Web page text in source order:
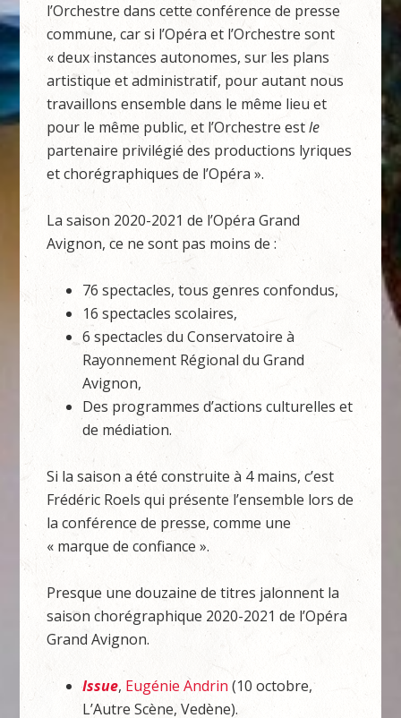
l’Orchestre dans cette conférence de presse
commune, car si l’Opéra et l’Orchestre sont
« deux instances autonomes, sur les plans
artistique et administratif, pour autant nous
travaillons ensemble dans le même lieu et
pour le même public, et l’Orchestre estle
partenaire privilégié des productions lyriques
et chorégraphiques de l’Opéra ».
La saison 2020-2021 de l’Opéra Grand
Avignon, ce ne sont pas moins de :
76 spectacles, tous genres confondus,
16 spectacles scolaires,
6 spectacles du Conservatoire à
Rayonnement Régional du Grand
Avignon,
Des programmes d’actions culturelles et
de médiation.
Si la saison a été construite à 4 mains, c’est
Frédéric Roels qui présente l’ensemble lors de
la conférence de presse, comme une
« marque de confiance ».
Presque une douzaine de titres jalonnent la
saison chorégraphique 2020-2021 de l’Opéra
Grand Avignon.
Issue, Eugénie Andrin (10 octobre,
L’Autre Scène, Vedène).